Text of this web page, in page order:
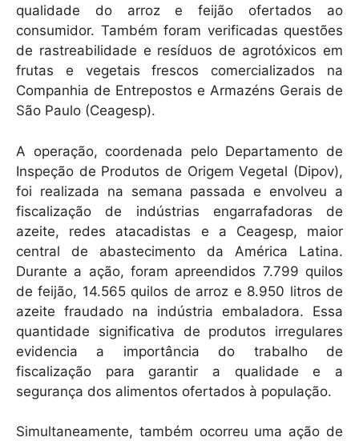
qualidade do arroz e feijão ofertados ao
consumidor. Também foram verificadas questões
de rastreabilidade e resíduos de agrotóxicos em
frutas e vegetais frescos comercializados na
Companhia de Entrepostos e Armazéns Gerais de
São Paulo (Ceagesp).
A operação, coordenada pelo Departamento de
Inspeção de Produtos de Origem Vegetal (Dipov),
foi realizada na semana passada e envolveu a
fiscalização de indústrias engarrafadoras de
azeite, redes atacadistas e a Ceagesp, maior
central de abastecimento da América Latina.
Durante a ação, foram apreendidos 7.799 quilos
de feijão, 14.565 quilos de arroz e 8.950 litros de
azeite fraudado na indústria embaladora. Essa
quantidade significativa de produtos irregulares
evidencia a importância do trabalho de
fiscalização para garantir a qualidade e a
segurança dos alimentos ofertados à população.
Simultaneamente, também ocorreu uma ação de